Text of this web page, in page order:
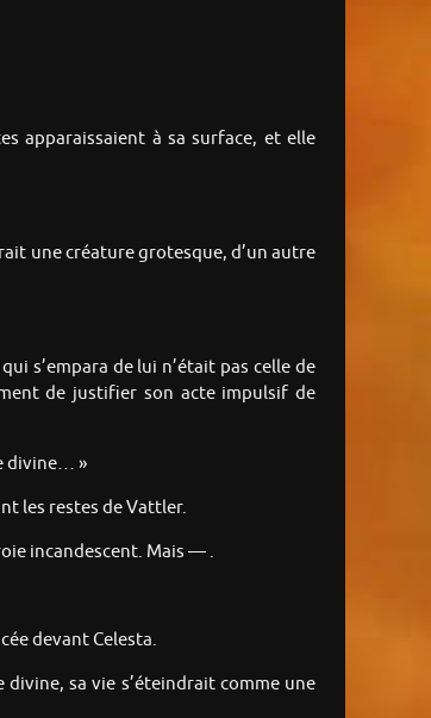
apparaissaient à sa surface, et elle
une créature grotesque, d’un autre
s’empara de lui n’était pas celle de
de justifier son acte impulsif de
divine… »
les restes de Vattler.
incandescent. Mais — .
devant Celesta.
sa vie s’éteindrait comme une